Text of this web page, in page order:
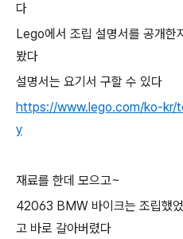
다
Lego에서 조립 설명서를 공개한
봤다
설명서는 요기서 구할 수 있다
https://www.lego.com/ko-kr/
y
재료를 한데 모으고~
42063 BMW 바이크는 조립했
고 바로 갈아버렸다